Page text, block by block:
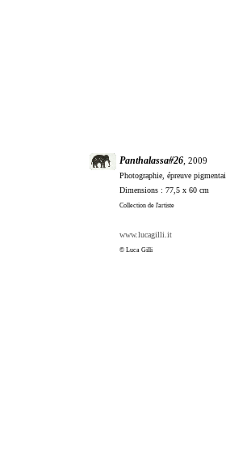
Panthalassa#26, 2009
Photographie, épreuve
Dimensions : 77,5 x 60 cm
Collection de l'artiste
www.lucagilli.it
© Luca Gilli